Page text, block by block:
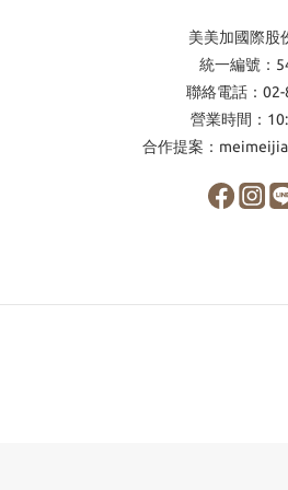
美美加國際股
統一編號：
聯絡電話：
營業時間：
合作提案：